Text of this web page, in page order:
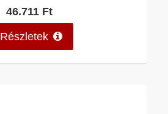
46.711 Ft
Részletek